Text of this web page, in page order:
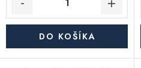
DO KOŠÍKA